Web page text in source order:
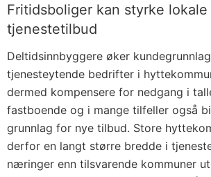
Fritidsboliger kan styrke lokale
tjenestetilbud
Deltidsinnbyggere øker
tjenesteytende bedrifter i
dermed kompensere for nedgang i
fastboende og i mange tilfeller også
grunnlag for nye tilbud. Store
derfor en langt større bredde i
næringer enn tilsvarende kommuner